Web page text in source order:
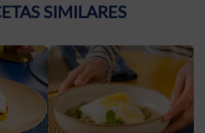
SIMILARES